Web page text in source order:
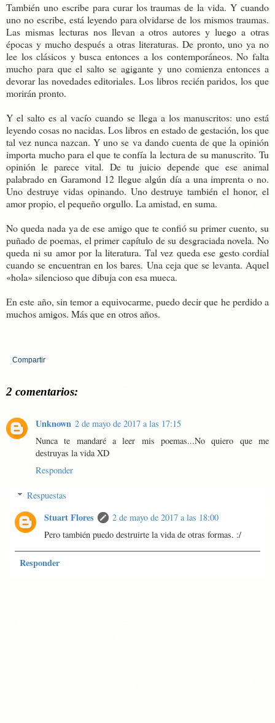
También uno escribe para curar los traumas de la vida. Y cuando
uno no escribe, está leyendo para olvidarse de los mismos traumas.
Las mismas lecturas nos llevan a otros autores y luego a otras
épocas y mucho después a otras literaturas. De pronto, uno ya no
lee los clásicos y busca entonces a los contemporáneos. No falta
mucho para que el salto se agigante y uno comienza entonces a
devorar las novedades editoriales. Los libros recién paridos, los que
morirán pronto.
Y el salto es al vacío cuando se llega a los manuscritos: uno está
leyendo cosas no nacidas. Los libros en estado de gestación, los que
tal vez nunca nazcan. Y uno se va dando cuenta de que la opinión
importa mucho para el que te confía la lectura de su manuscrito. Tu
opinión le parece vital. De tu juicio depende que ese animal
palabrado en Garamond 12 llegue algún día a una imprenta o no.
Uno destruye vidas opinando. Uno destruye también el honor, el
amor propio, el pequeño orgullo. La amistad, en suma.
No queda nada ya de ese amigo que te confió su primer cuento, su
puñado de poemas, el primer capítulo de su desgraciada novela. No
queda ni su amor por la literatura. Tal vez queda ese gesto cordial
cuando se encuentran en los bares. Una ceja que se levanta. Aquel
«hola» silencioso que dibuja con esa mueca.
En este año, sin temor a equivocarme, puedo decir que he perdido a
muchos amigos. Más que en otros años.
Compartir
2 comentarios:
Unknown 2 de mayo de 2017 a las 17:15
Nunca te mandaré a leer mis poemas...No quiero que me
destruyas la vida XD
Responder
Respuestas
Stuart Flores
2 de mayo de 2017 a las 18:00
Pero también puedo destruirte la vida de otras formas. :/
Responder